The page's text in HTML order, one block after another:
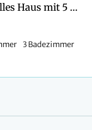
Grundriss für ein stilvolles Haus mit 5 Schlafzimmern und rosa Details
3 Badezimmer